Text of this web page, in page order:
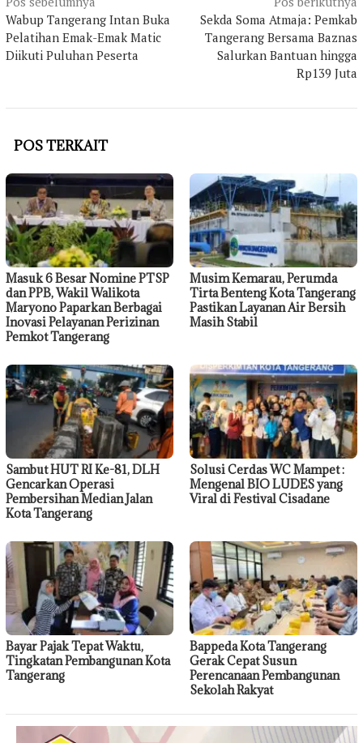
pos
Wabup Tangerang Intan Buka
Pelatihan Emak-Emak Matic
Diikuti Puluhan Peserta
Sekda Soma Atmaja: Pemkab
Tangerang Bersama Baznas
Salurkan Bantuan hingga
Rp139 Juta
POS TERKAIT
Masuk 6 Besar Nomine PTSP
dan PPB, Wakil Walikota
Maryono Paparkan Berbagai
Inovasi Pelayanan Perizinan
Pemkot Tangerang
Musim Kemarau, Perumda
Tirta Benteng Kota Tangerang
Pastikan Layanan Air Bersih
Masih Stabil
Sambut HUT RI Ke-81, DLH
Gencarkan Operasi
Pembersihan Median Jalan
Kota Tangerang
Solusi Cerdas WC Mampet :
Mengenal BIO LUDES yang
Viral di Festival Cisadane
Bayar Pajak Tepat Waktu,
Tingkatan Pembangunan Kota
Tangerang
Bappeda Kota Tangerang
Gerak Cepat Susun
Perencanaan Pembangunan
Sekolah Rakyat